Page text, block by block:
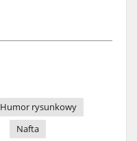
Humor rysunkowy
Nafta